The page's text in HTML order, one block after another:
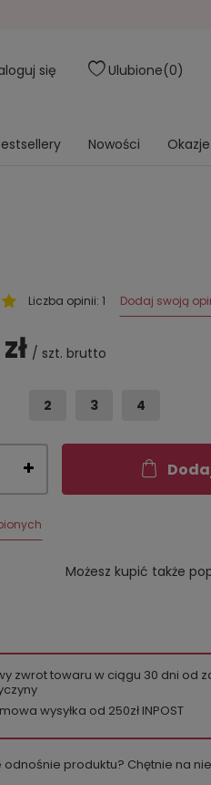
się Ulubione 0
Nowości
Liczba opinii: 1 Dodaj swoją
/ szt. brutto
2 3 4
Możesz kupić także
zwrot towaru w ciągu 30 dni od
wysyłka od 250zł INPOST
odnośnie produktu? Chętnie na